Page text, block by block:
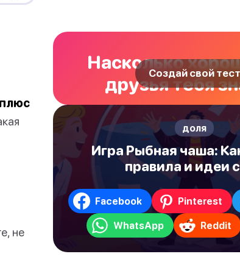
не
Насколько
друзья тебя
Создай свой тест
доля
Игра Рыбная чаша:
правила и идеи
Facebook Pinterest
WhatsApp Reddit